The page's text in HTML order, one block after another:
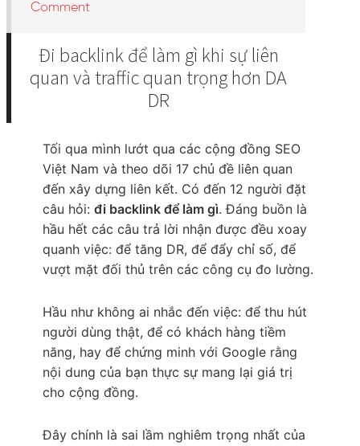
Comment
Đi backlink để làm gì khi sự liên
quan và traffic quan trọng hơn DA
DR
Tối qua mình lướt qua các cộng đồng SEO
Việt Nam và theo dõi 17 chủ đề liên quan
đến xây dựng liên kết. Có đến 12 người đặt
câu hỏi: đi backlink để làm gì. Đáng buồn là
hầu hết các câu trả lời nhận được đều xoay
quanh việc: để tăng DR, để đẩy chỉ số, để
vượt mặt đối thủ trên các công cụ đo lường.
Hầu như không ai nhắc đến việc: để thu hút
người dùng thật, để có khách hàng tiềm
năng, hay để chứng minh với Google rằng
nội dung của bạn thực sự mang lại giá trị
cho cộng đồng.
Đây chính là sai lầm nghiêm trọng nhất của